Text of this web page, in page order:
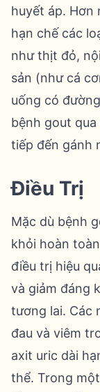
huyết áp. Hơn
hạn chế các
như thịt đỏ,
sản (như cá
uống có
bệnh gout
tiếp đến gánh
Điều Trị
Mặc dù bệnh
khỏi hoàn
điều trị hiệu
và giảm đáng
tương lai. Các
đau và viêm
axit uric dài
thể. Trong